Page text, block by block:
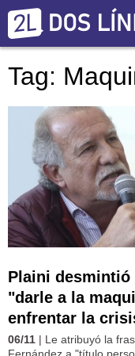
Tag:
Plaini desmintió
"darle a la
enfrentar la
06/11 | Le atribuyó la